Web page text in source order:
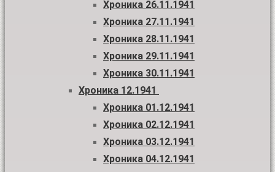
Хроника 26.11.1941
Хроника 27.11.1941
Хроника 28.11.1941
Хроника 29.11.1941
Хроника 30.11.1941
Хроника 12.1941
Хроника 01.12.1941
Хроника 02.12.1941
Хроника 03.12.1941
Хроника 04.12.1941